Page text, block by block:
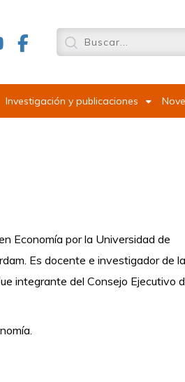
Investigación y publicaciones
Economía por la Universidad de
. Es docente e investigador de la
integrante del Consejo Ejecutivo